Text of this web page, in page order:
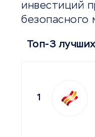
инвестиций
безопасного
Топ-3
1